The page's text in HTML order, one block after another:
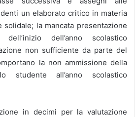
un elaborato critico in materia
solidale; la mancata presentazione
dell’inizio dell’anno scolastico
non sufficiente da parte del
la non ammissione della
studente all’anno scolastico
in decimi per la valutazione